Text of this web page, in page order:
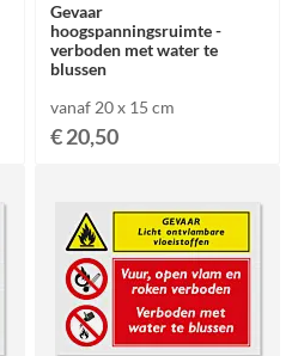
Gevaar
hoogspanningsruimte -
verboden met water te
blussen
vanaf 20 x 15 cm
€ 20,50